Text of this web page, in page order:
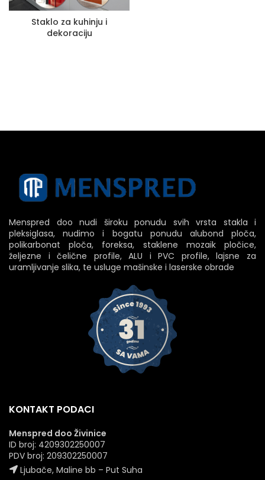
Staklo za kuhinju i
dekoraciju
Menspred doo nudi široku ponudu svih vrsta stakla i
pleksiglasa, nudimo i bogatu ponudu alubond ploča,
polikarbonat ploča, foreksa, staklene mozaik pločice,
željezne i čelične profile, ALU i PVC profile, lajsne za
uramljivanje slika, te usluge mašinske i laserske obrade
KONTAKT PODACI
Menspred doo Živinice
ID broj: 4209302250007
PDV broj: 209302250007
Ljubače, Maline bb – Put Suha